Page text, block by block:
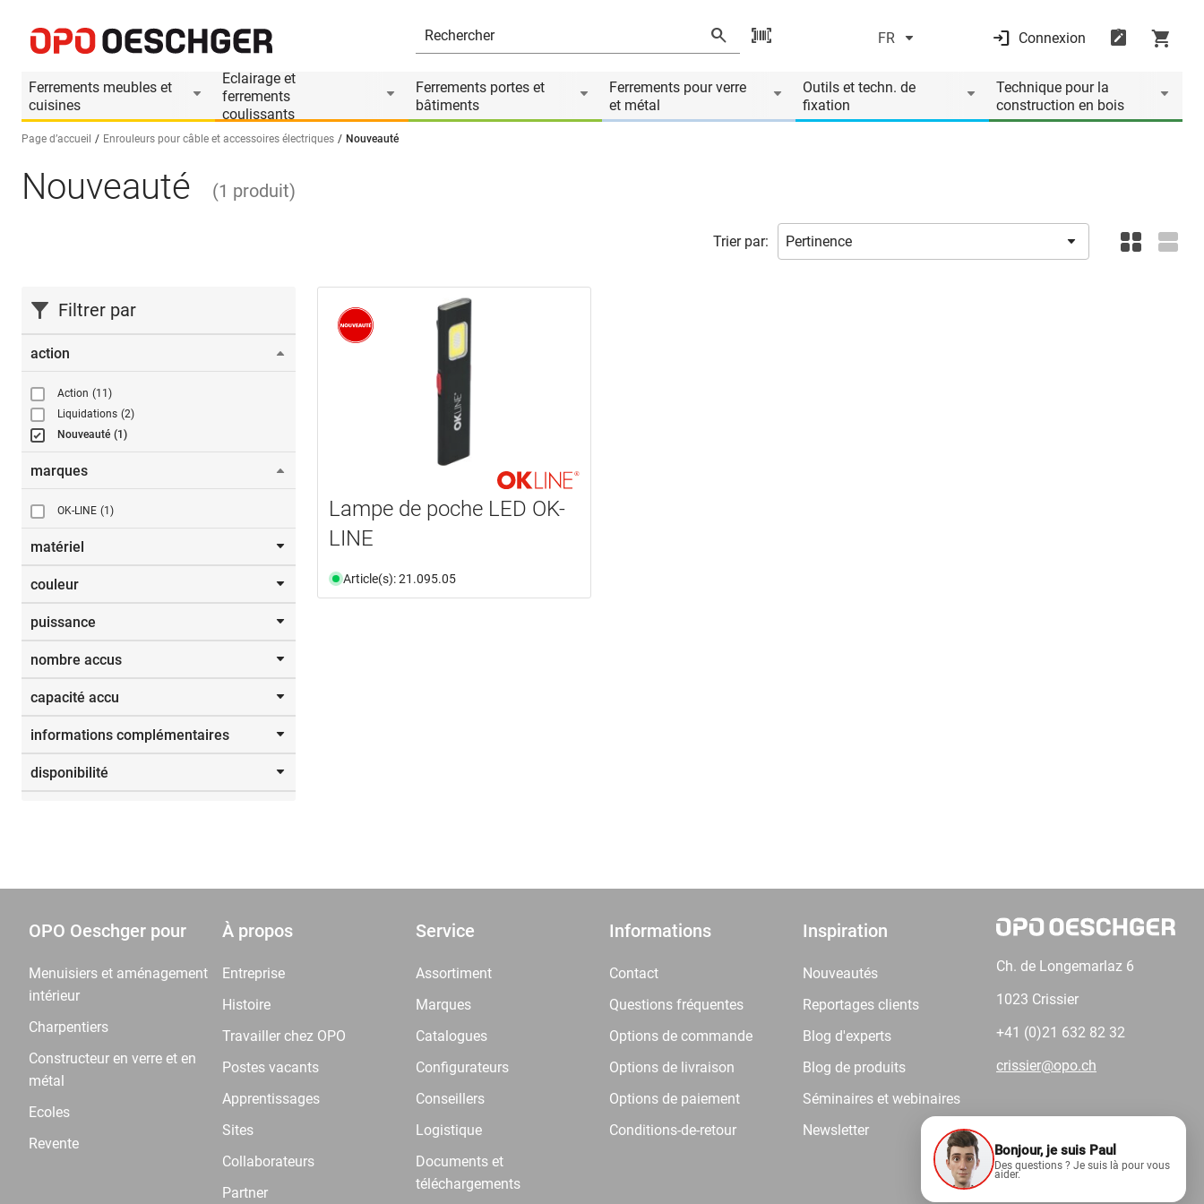
FR Connexion
Ferrements meubles et
cuisines
Eclairage et
ferrements
coulissants
Ferrements portes et
bâtiments
Ferrements pour verre
et métal
Outils et techn. de
fixation
Technique pour la
construction en bois
Sélectionnez une langue (FR)
Page d’accueil Enrouleurs pour câble et accessoires électriques Nouveauté
Nouveauté (1 produit)
Trier par:
Filtrer par
action
Action (11)
Liquidations (2)
Nouveauté (1)
marques
OK-LINE (1)
matériel
aluminium
couleur
noir (1)
puissance
5,0 W (1)
nombre accus
1 (1)
capacité accu
0.45 Ah (Li-Ion) (1)
informations complémentaires
document
disponibilité
Lampe de poche LED OK-
LINE
Article(s): 21.095.05
OPO Oeschger pour
Menuisiers et aménagement
intérieur
Charpentiers
Constructeur en verre et en
métal
Ecoles
Revente
À propos
Entreprise
Histoire
Travailler chez OPO
Postes vacants
Apprentissages
Sites
Collaborateurs
Partner
Service
Assortiment
Marques
Catalogues
Configurateurs
Conseillers
Logistique
Documents et
téléchargements
Informations
Contact
Questions fréquentes
Options de commande
Options de livraison
Options de paiement
Conditions-de-retour
Inspiration
Nouveautés
Reportages clients
Blog d'experts
Blog de produits
Séminaires et webinaires
Newsletter
Ch. de Longemarlaz 6
1023 Crissier
+41 (0)21 632 82 32
crissier@opo.ch
Comptez sur nous.
Bonjour, je suis Paul
Des questions ? Je suis là pour vous
aider.